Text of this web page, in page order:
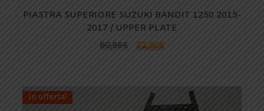
PIASTRA SUPERIORE SUZUKI BANDIT 1250 2015-
2017 / UPPER PLATE
80,56€ 72,50€
In offerta!